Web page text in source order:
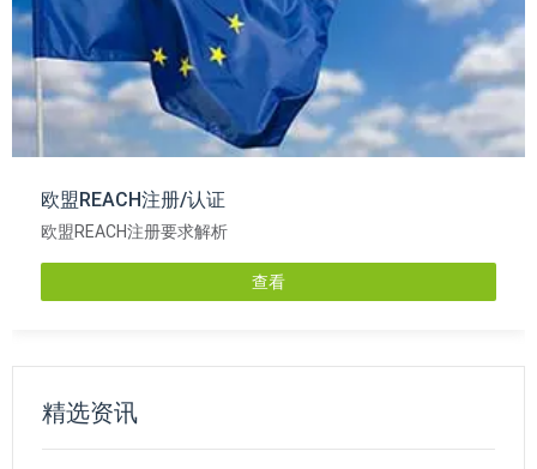
欧盟REACH注册/认证
欧盟REACH注册要求解析
查看
精选资讯